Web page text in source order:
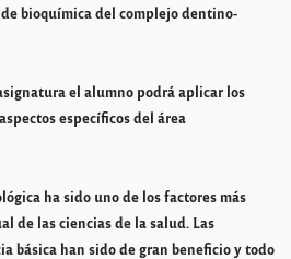
bioquímica del complejo dentino-
el alumno podrá aplicar los
específicos del área
ha sido uno de los factores más
de las ciencias de la salud. Las
básica han sido de gran beneficio y todo